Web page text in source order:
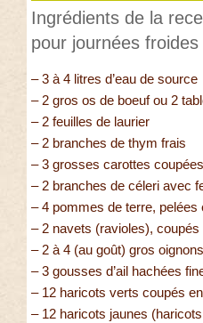
Ingrédients de la
pour journées froides
– 3 à 4 litres d’eau de source
– 2 gros os de boeuf ou 2
– 2 feuilles de laurier
– 2 branches de thym frais
– 3 grosses carottes
– 2 branches de céleri avec
– 4 pommes de terre, pelées
– 2 navets (ravioles), coupés
– 2 à 4 (au goût) gros
– 3 gousses d’ail hachées
– 12 haricots verts coupés
– 12 haricots jaunes